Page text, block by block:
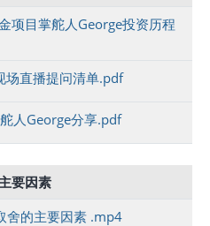
项目掌舵人George投资历程
场直播提问清单.pdf
人George分享.pdf
要因素
舍的主要因素 .mp4